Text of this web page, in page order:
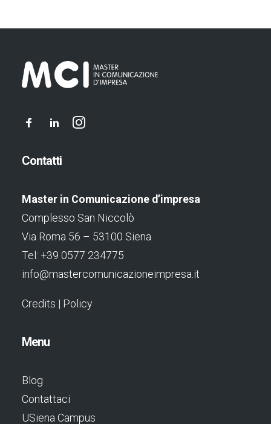
Contatti
Master in Comunicazione d’impresa
Complesso San Niccolò
Via Roma 56 – 53100 Siena
Tel: +39 0577 234775
info@mastercomunicazioneimpresa.it
Credits | Policy
Menu
Blog
Contattaci
USiena Campus